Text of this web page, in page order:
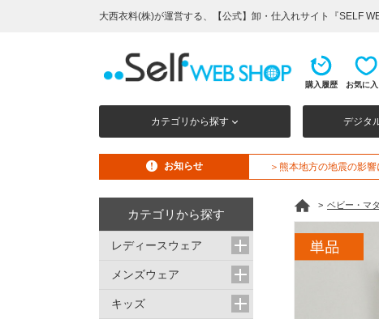
大西衣料(株)が運営する、【公式】卸・仕入れサイト『SELF
購入履歴 お気に入
カテゴリから探す デジタ
お知らせ ＞熊本地方の地震の影
> ベビー・マ
カテゴリから探す
レディースウェア
メンズウェア
キッズ